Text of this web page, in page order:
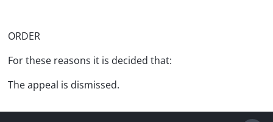
ORDER
For these reasons it is decided that:
The appeal is dismissed.